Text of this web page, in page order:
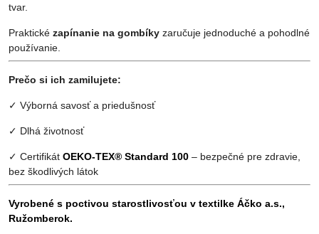
tvar.
Praktické zapínanie na gombíky zaručuje jednoduché a pohodlné
používanie.
Prečo si ich zamilujete:
✓ Výborná savosť a priedušnosť
✓ Dlhá životnosť
✓ Certifikát OEKO-TEX® Standard 100 – bezpečné pre zdravie,
bez škodlivých látok
Vyrobené s poctivou starostlivosťou v textilke Áčko a.s.,
Ružomberok.